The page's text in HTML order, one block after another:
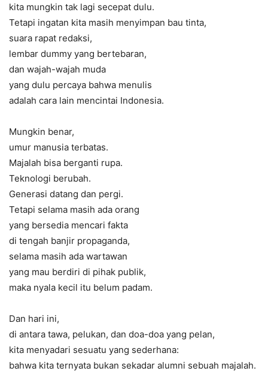
kita mungkin tak lagi secepat dulu.
Tetapi ingatan kita masih menyimpan bau tinta,
suara rapat redaksi,
lembar dummy yang bertebaran,
dan wajah-wajah muda
yang dulu percaya bahwa menulis
adalah cara lain mencintai Indonesia.
Mungkin benar,
umur manusia terbatas.
Majalah bisa berganti rupa.
Teknologi berubah.
Generasi datang dan pergi.
Tetapi selama masih ada orang
yang bersedia mencari fakta
di tengah banjir propaganda,
selama masih ada wartawan
yang mau berdiri di pihak publik,
maka nyala kecil itu belum padam.
Dan hari ini,
di antara tawa, pelukan, dan doa-doa yang pelan,
kita menyadari sesuatu yang sederhana:
bahwa kita ternyata bukan sekadar alumni sebuah majalah.